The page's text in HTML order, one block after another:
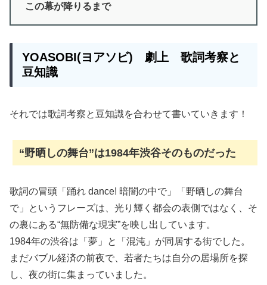
この幕が降りるまで
YOASOBI(ヨアソビ) 劇上 歌詞考察と
豆知識
それでは歌詞考察と豆知識を合わせて書いていきます！
“野晒しの舞台”は1984年渋谷そのものだった
歌詞の冒頭「踊れ dance! 暗闇の中で」「野晒しの舞台
で」というフレーズは、光り輝く都会の表側ではなく、そ
の裏にある“無防備な現実”を映し出しています。
1984年の渋谷は「夢」と「混沌」が同居する街でした。
まだバブル経済の前夜で、若者たちは自分の居場所を探
し、夜の街に集まっていました。